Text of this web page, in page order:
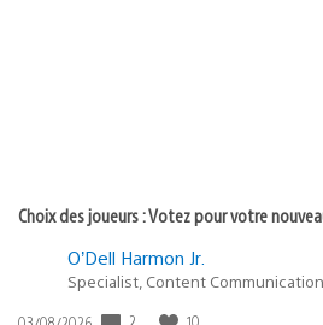
Choix des joueurs : Votez pour votre
O’Dell Harmon Jr.
Specialist, Content